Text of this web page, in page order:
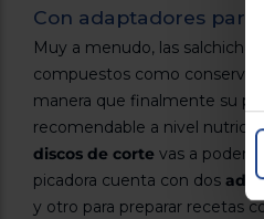
Con adaptadores para
Muy a menudo, las
compuestos como
manera que finalmente su
recomendable a nivel
discos de corte vas a poder
picadora cuenta con dos
y otro para preparar recetas